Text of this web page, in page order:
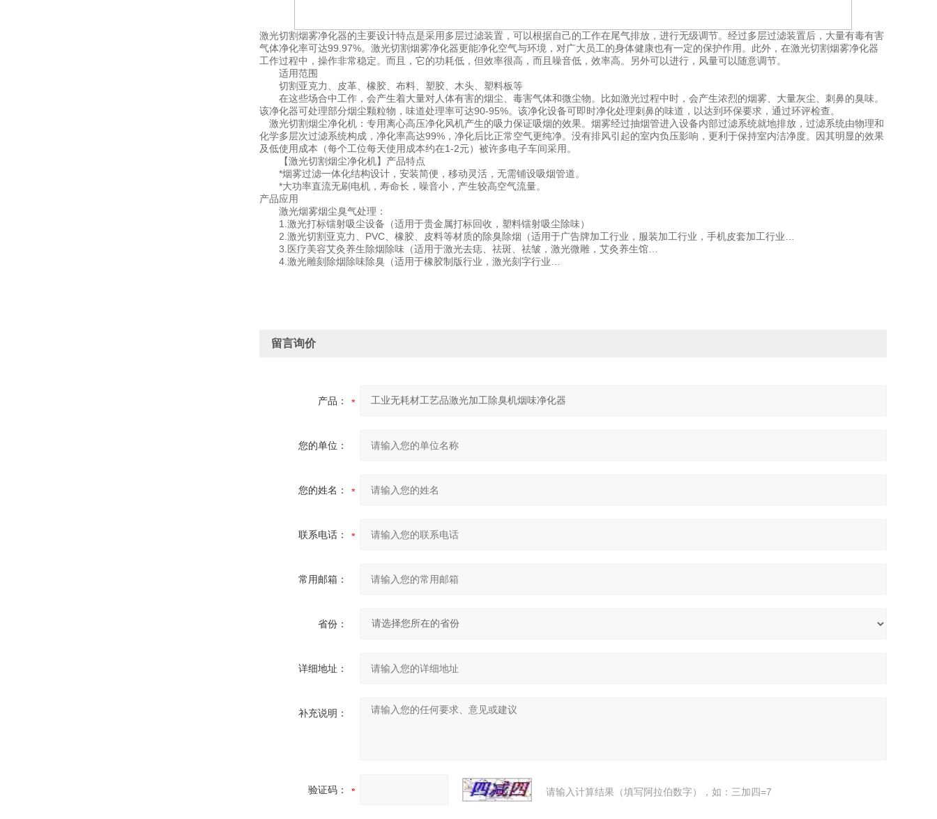
激光切割烟雾净化器的主要设计特点是采用多层过滤装置，可以根据自己的工作在尾气排放，进行无级调节。经过多层过滤装置后，大量有毒有害
气体净化率可达99.97%。激光切割烟雾净化器更能净化空气与环境，对广大员工的身体健康也有一定的保护作用。此外，在激光切割烟雾净化器
工作过程中，操作非常稳定。而且，它的功耗低，但效率很高，而且噪音低，效率高。另外可以进行，风量可以随意调节。
适用范围
切割亚克力、皮革、橡胶、布料、塑胶、木头、塑料板等
在这些场合中工作，会产生着大量对人体有害的烟尘、毒害气体和微尘物。比如激光过程中时，会产生浓烈的烟雾、大量灰尘、刺鼻的臭味。
该净化器可处理部分烟尘颗粒物，味道处理率可达90-95%。该净化设备可即时净化处理刺鼻的味道，以达到环保要求，通过环评检查。
激光切割烟尘净化机：专用离心高压净化风机产生的吸力保证吸烟的效果。烟雾经过抽烟管进入设备内部过滤系统就地排放，过滤系统由物理和
化学多层次过滤系统构成，净化率高达99%，净化后比正常空气更纯净。没有排风引起的室内负压影响，更利于保持室内洁净度。因其明显的效果
及低使用成本（每个工位每天使用成本约在1-2元）被许多电子车间采用。
【激光切割烟尘净化机】产品特点
*烟雾过滤一体化结构设计，安装简便，移动灵活，无需铺设吸烟管道。
*大功率直流无刷电机，寿命长，噪音小，产生较高空气流量。
产品应用
激光烟雾烟尘臭气处理：
1.激光打标镭射吸尘设备（适用于贵金属打标回收，塑料镭射吸尘除味）
2.激光切割亚克力、PVC、橡胶、皮料等材质的除臭除烟（适用于广告牌加工行业，服装加工行业，手机皮套加工行业…
3.医疗美容艾灸养生除烟除味（适用于激光去痣、祛斑、祛皱，激光微雕，艾灸养生馆…
4.激光雕刻除烟除味除臭（适用于橡胶制版行业，激光刻字行业…
留言询价
产品：
您的单位：
您的姓名：
联系电话：
常用邮箱：
省份：
详细地址：
补充说明：
验证码： 请输入计算结果（填写阿拉伯数字），如：三加四=7